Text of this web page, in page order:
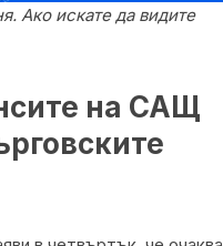
Ако искате да видите
на САЩ